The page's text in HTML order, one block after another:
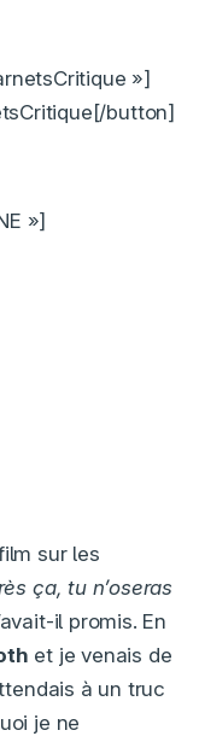
»]
button]
»]
sur les
ça, tu n’oseras
il promis. En
et je venais de
à un truc
je ne